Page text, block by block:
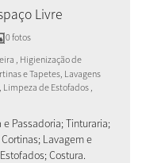
Livre
0 fotos
, Higienização de
e Tapetes, Lavagens
de Estofados ,
Passadoria; Tinturaria;
Lavagem e
Costura.